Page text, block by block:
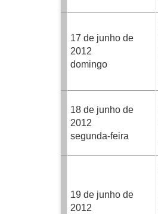
17 de junho de
2012
domingo
18 de junho de
2012
segunda-feira
19 de junho de
2012